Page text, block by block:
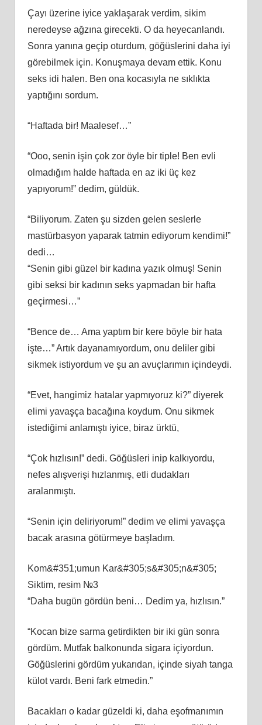
Çayı üzerine iyice yaklaşarak verdim, sikim
neredeyse ağzına girecekti. O da heyecanlandı.
Sonra yanına geçip oturdum, göğüslerini daha iyi
görebilmek için. Konuşmaya devam ettik. Konu
seks idi halen. Ben ona kocasıyla ne sıklıkta
yaptığını sordum.
“Haftada bir! Maalesef…”
“Ooo, senin işin çok zor öyle bir tiple! Ben evli
olmadığım halde haftada en az iki üç kez
yapıyorum!” dedim, güldük.
“Biliyorum. Zaten şu sizden gelen seslerle
mastürbasyon yaparak tatmin ediyorum kendimi!”
dedi…
“Senin gibi güzel bir kadına yazık olmuş! Senin
gibi seksi bir kadının seks yapmadan bir hafta
geçirmesi…”
“Bence de… Ama yaptım bir kere böyle bir hata
işte…” Artık dayanamıyordum, onu deliler gibi
sikmek istiyordum ve şu an avuçlarımın içindeydi.
“Evet, hangimiz hatalar yapmıyoruz ki?” diyerek
elimi yavaşça bacağına koydum. Onu sikmek
istediğimi anlamıştı iyice, biraz ürktü,
“Çok hızlısın!” dedi. Göğüsleri inip kalkıyordu,
nefes alışverişi hızlanmış, etli dudakları
aralanmıştı.
“Senin için deliriyorum!” dedim ve elimi yavaşça
bacak arasına götürmeye başladım.
Kom&#351;umun Kar&#305;s&#305;n&#305;
Siktim, resim №3
“Daha bugün gördün beni… Dedim ya, hızlısın.”
“Kocan bize sarma getirdikten bir iki gün sonra
gördüm. Mutfak balkonunda sigara içiyordun.
Göğüslerini gördüm yukarıdan, içinde siyah tanga
külot vardı. Beni fark etmedin.”
Bacakları o kadar güzeldi ki, daha eşofmanımın